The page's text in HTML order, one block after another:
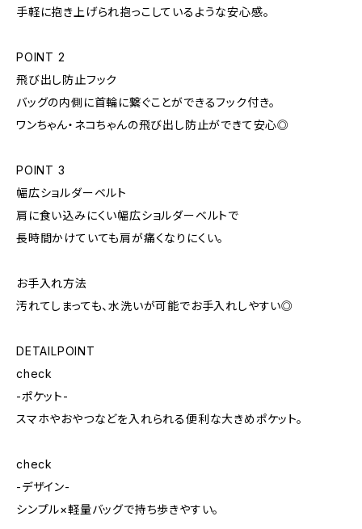
手軽に抱き上げられ抱っこしているような安心感。
POINT 2
飛び出し防止フック
バッグの内側に首輪に繋ぐことができるフック付き。
ワンちゃん・ネコちゃんの飛び出し防止ができて安心◎
POINT 3
幅広ショルダーベルト
肩に食い込みにくい幅広ショルダーベルトで
長時間かけていても肩が痛くなりにくい。
お手入れ方法
汚れてしまっても、水洗いが可能でお手入れしやすい◎
DETAILPOINT
check
-ポケット-
スマホやおやつなどを入れられる便利な大きめポケット。
check
-デザイン-
シンプル×軽量バッグで持ち歩きやすい。